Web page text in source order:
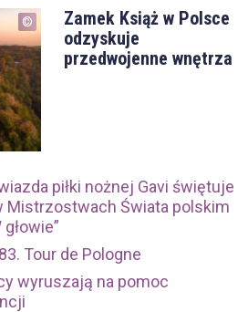
Zamek Książ w Polsce
odzyskuje
przedwojenne wnętrza
piłki nożnej Gavi świętuje
Mistrzostwach Świata polskim
Tour de Pologne
wyruszają na pomoc